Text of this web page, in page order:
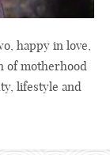
happy in love,
of motherhood
lifestyle and